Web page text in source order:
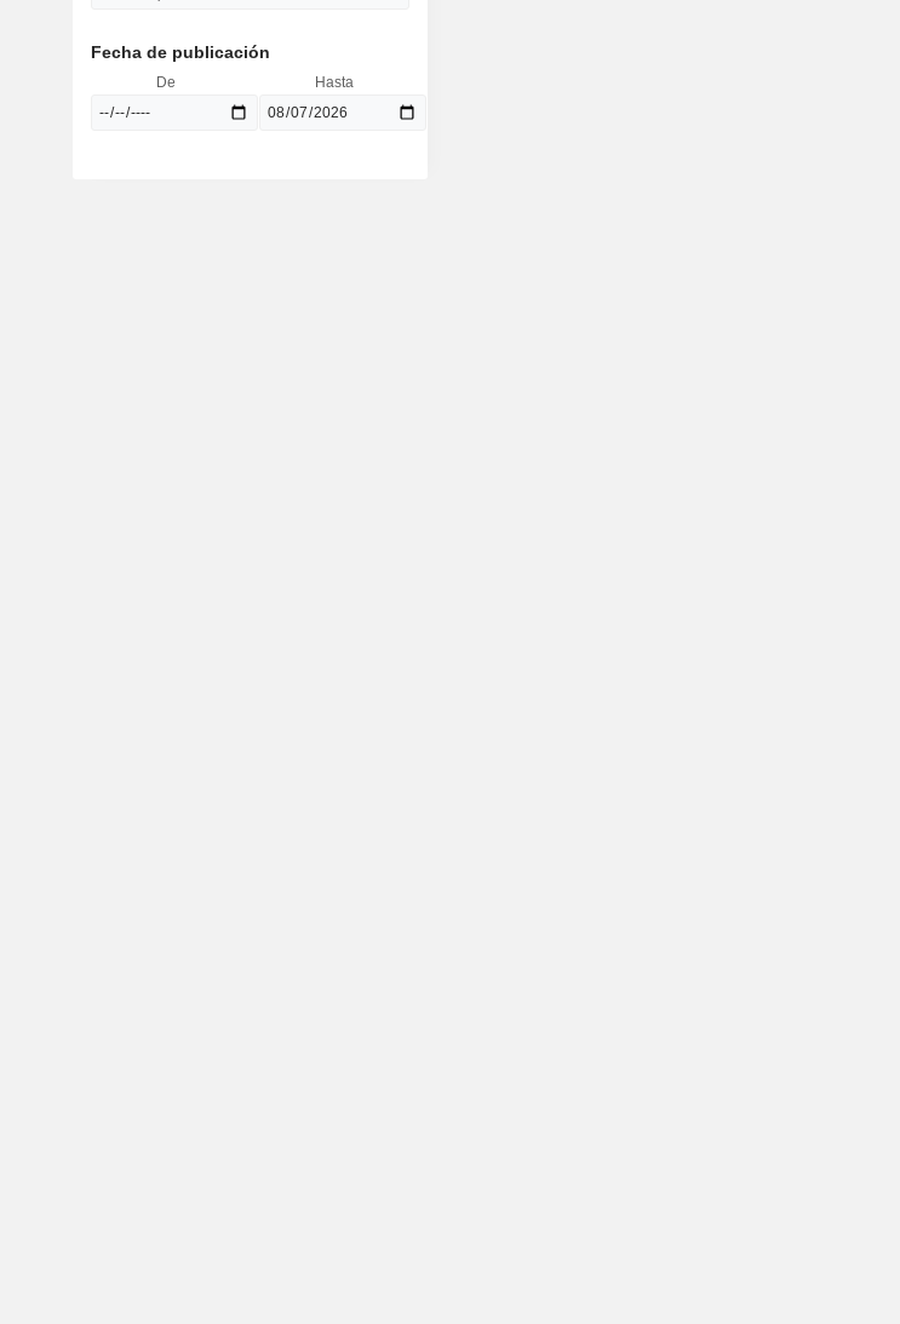
Fecha de publicación
De Hasta